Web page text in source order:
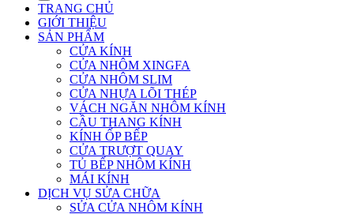
TRANG CHỦ
GIỚI THIỆU
SẢN PHẨM
CỬA KÍNH
CỬA NHÔM XINGFA
CỬA NHÔM SLIM
CỬA NHỰA LÕI THÉP
VÁCH NGĂN NHÔM KÍNH
CẦU THANG KÍNH
KÍNH ỐP BẾP
CỬA TRƯỢT QUAY
TỦ BẾP NHÔM KÍNH
MÁI KÍNH
DỊCH VỤ SỬA CHỮA
SỬA CỬA NHÔM KÍNH